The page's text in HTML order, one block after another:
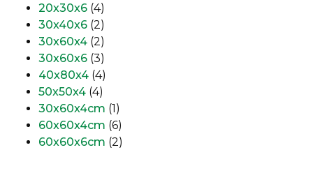
20x30x6 (4)
30x40x6 (2)
30x60x4 (2)
30x60x6 (3)
40x80x4 (4)
50x50x4 (4)
30x60x4cm (1)
60x60x4cm (6)
60x60x6cm (2)